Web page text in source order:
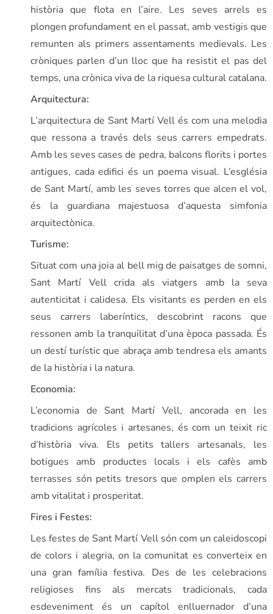
història que flota en l’aire. Les seves arrels es
plongen profundament en el passat, amb vestigis que
remunten als primers assentaments medievals. Les
cròniques parlen d’un lloc que ha resistit el pas del
temps, una crònica viva de la riquesa cultural catalana.
Arquitectura:
L’arquitectura de Sant Martí Vell és com una melodia
que ressona a través dels seus carrers empedrats.
Amb les seves cases de pedra, balcons florits i portes
antigues, cada edifici és un poema visual. L’església
de Sant Martí, amb les seves torres que alcen el vol,
és la guardiana majestuosa d’aquesta simfonia
arquitectònica.
Turisme:
Situat com una joia al bell mig de paisatges de somni,
Sant Martí Vell crida als viatgers amb la seva
autenticitat i calidesa. Els visitants es perden en els
seus carrers laberíntics, descobrint racons que
ressonen amb la tranquilitat d’una època passada. És
un destí turístic que abraça amb tendresa els amants
de la història i la natura.
Economia:
L’economia de Sant Martí Vell, ancorada en les
tradicions agrícoles i artesanes, és com un teixit ric
d’història viva. Els petits tallers artesanals, les
botigues amb productes locals i els cafès amb
terrasses són petits tresors que omplen els carrers
amb vitalitat i prosperitat.
Fires i Festes:
Les festes de Sant Martí Vell són com un caleidoscopi
de colors i alegria, on la comunitat es converteix en
una gran família festiva. Des de les celebracions
religioses fins als mercats tradicionals, cada
esdeveniment és un capítol enlluernador d’una